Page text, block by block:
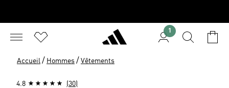
1
Accueil / Hommes / Vêtements
4.8 (30)